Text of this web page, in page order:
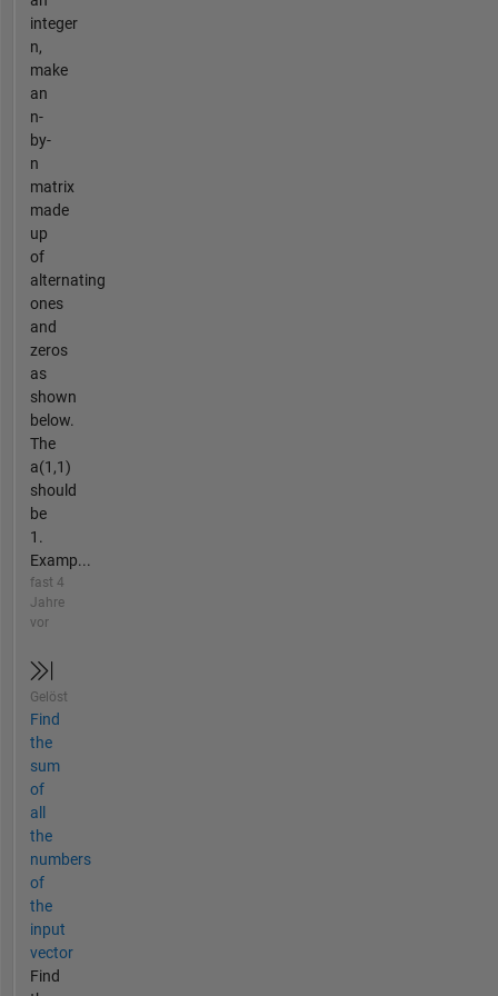
integer
n,
make
an
n-
by-
n
matrix
made
up
of
alternating
ones
and
zeros
as
shown
below.
The
a(1,1)
should
be
1.
Examp...
fast 4
Jahre
vor
Gelöst
Find
the
sum
of
all
the
numbers
of
the
input
vector
Find